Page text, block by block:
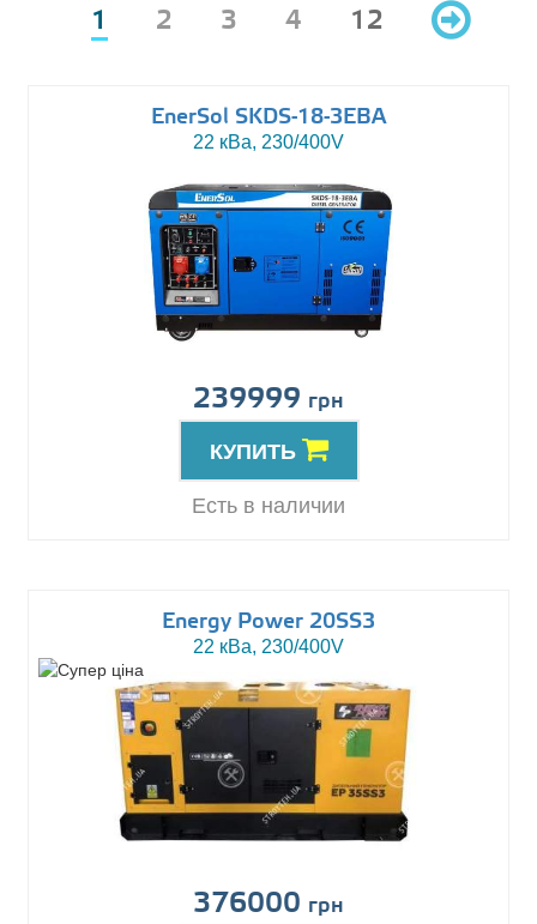
1 2 3 4 12
EnerSol SKDS-18-3EBA
22 кВа, 230/400V
239999 грн
КУПИТЬ
Есть в наличии
Energy Power 20SS3
22 кВа, 230/400V
376000 грн